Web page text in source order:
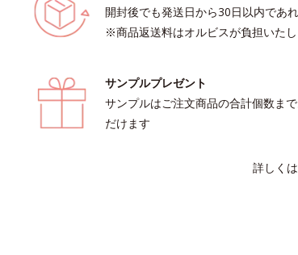
開封後でも発送日から30日以内であ
※商品返送料はオルビスが負担いた
サンプルプレゼント
サンプルはご注文商品の合計個数ま
だけます
詳しく